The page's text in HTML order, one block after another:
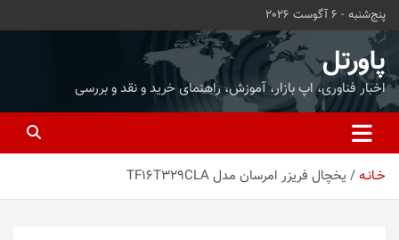
محتوا
بروید
پنج‌شنبه - 6 آگوست 2026
پاورتل
اخبار فناوری، اپ بازار، آموزش، راهنمای خرید و نقد و بررسی
خـانـه یخچال فریزر امرسان مدل TF16T329CLA